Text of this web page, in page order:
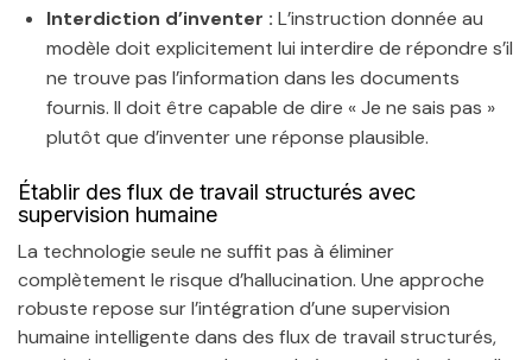
Interdiction d’inventer : L’instruction donnée au
modèle doit explicitement lui interdire de répondre s’il
ne trouve pas l’information dans les documents
fournis. Il doit être capable de dire « Je ne sais pas »
plutôt que d’inventer une réponse plausible.
Établir des flux de travail structurés avec
supervision humaine
La technologie seule ne suffit pas à éliminer
complètement le risque d’hallucination. Une approche
robuste repose sur l’intégration d’une supervision
humaine intelligente dans des flux de travail structurés,